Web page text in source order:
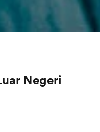
Negeri